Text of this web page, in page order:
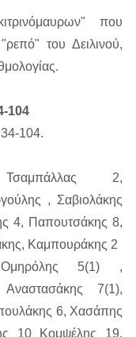
που
του Δειλινού,
104
104.
2,
, Σαβιολάκης
4, Παπουτσάκης 8,
Καμπουράκης 2
5(1) ,
7(1),
6, Χασάπης
10 Κομψέλης 19,